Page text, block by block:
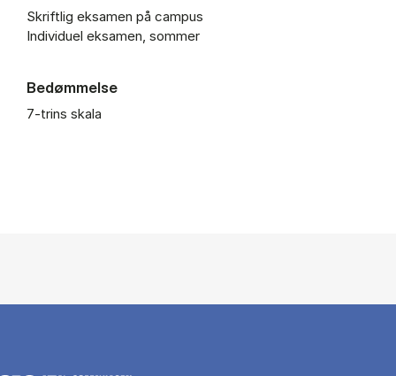
Skriftlig eksamen på campus
Individuel eksamen, sommer
Bedømmelse
7-trins skala